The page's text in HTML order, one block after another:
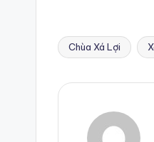
Tags:
Chùa Xá Lợi